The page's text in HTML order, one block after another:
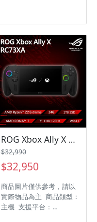
ROG Xbox Ally X RC73XA 24G 1TB 電競掌機
$32,990
$32,950
商品圖片僅供參考，請以
實際物品為主 商品類型：
主機 支援平台：